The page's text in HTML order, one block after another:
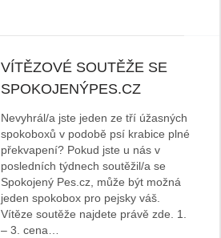
VÍTĚZOVÉ SOUTĚŽE SE
SPOKOJENÝPES.CZ
Nevyhrál/a jste jeden ze tří úžasných
spokoboxů v podobě psí krabice plné
překvapení? Pokud jste u nás v
posledních týdnech soutěžil/a se
Spokojený Pes.cz, může být možná
jeden spokobox pro pejsky váš.
Vítěze soutěže najdete právě zde. 1.
– 3. cena…